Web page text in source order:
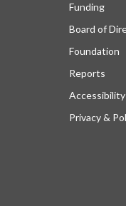
Funding
Board of
Foundation
Reports
Accessibility
Privacy &